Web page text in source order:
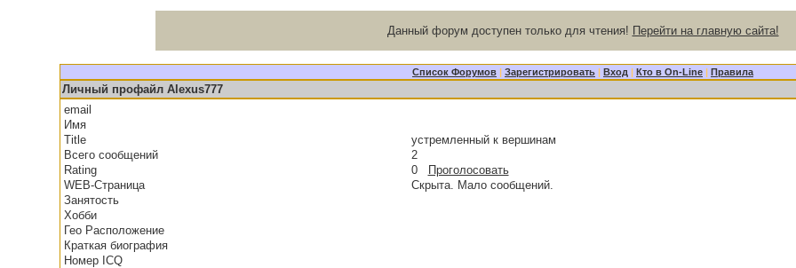
Данный форум доступен только для чтения! Перейти на главную сайта!
Список Форумов | Зарегистрировать | Вход | Кто в On-Line | Правила
Личный профайл Alexus777
email
Имя
Title
устремленный к вершинам
Всего сообщений
2
Rating
0
Проголосовать
WEB-Страница
Скрыта. Мало сообщений.
Занятость
Хобби
Гео Расположение
Краткая биография
Номер ICQ